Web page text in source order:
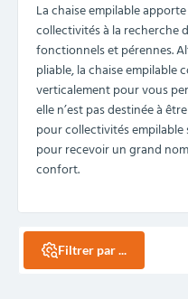
La chaise empilable
collectivités à la recherche
fonctionnels et pérennes.
pliable, la chaise empilable
verticalement pour vous
elle n’est pas destinée à
pour collectivités
pour recevoir un grand
confort.
Filtrer par ...